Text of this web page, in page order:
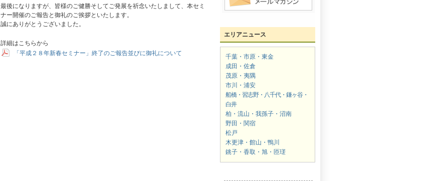
エリアニュース
千葉・市原・東金
成田・佐倉
茂原・夷隅
市川・浦安
船橋・習志野・八千代・鎌ヶ谷・
白井
柏・流山・我孫子・沼南
野田・関宿
松戸
木更津・館山・鴨川
銚子・香取・旭・匝瑳
最後になりますが、皆様のご健勝そしてご発展を祈念いたしまして、本セミ
ナー開催のご報告と御礼のご挨拶といたします。
誠にありがとうございました。
詳細はこちらから
「平成２８年新春セミナー」終了のご報告並びに御礼について